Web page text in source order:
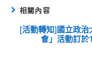
相關內容
[活動轉知]國立政
會」活動訂於